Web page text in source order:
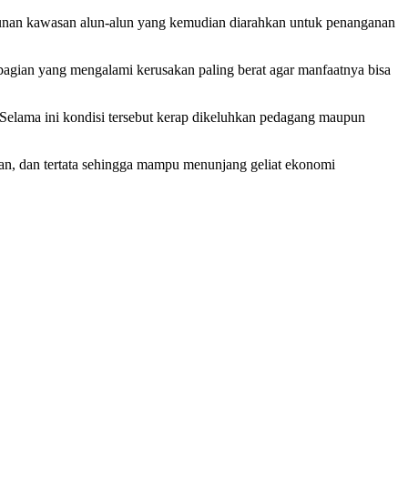
kawasan alun-alun yang kemudian diarahkan untuk penanganan
yang mengalami kerusakan paling berat agar manfaatnya bisa
ini kondisi tersebut kerap dikeluhkan pedagang maupun
dan tertata sehingga mampu menunjang geliat ekonomi